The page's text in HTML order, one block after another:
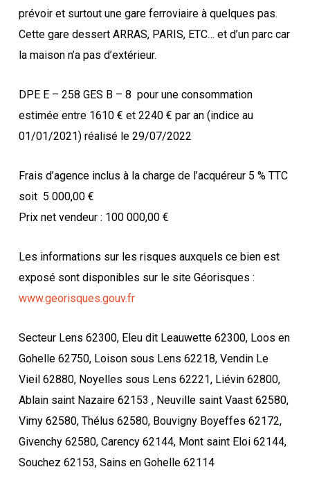
prévoir et surtout une gare ferroviaire à quelques pas.
Cette gare dessert ARRAS, PARIS, ETC… et d’un parc car
la maison n’a pas d’extérieur.
DPE E – 258 GES B – 8 pour une consommation
estimée entre 1610 € et 2240 € par an (indice au
01/01/2021) réalisé le 29/07/2022
Frais d’agence inclus à la charge de l’acquéreur 5 % TTC
soit 5 000,00 €
Prix net vendeur : 100 000,00 €
Les informations sur les risques auxquels ce bien est
exposé sont disponibles sur le site Géorisques :
www.georisques.gouv.fr
Secteur Lens 62300, Eleu dit Leauwette 62300, Loos en
Gohelle 62750, Loison sous Lens 62218, Vendin Le
Vieil 62880, Noyelles sous Lens 62221, Liévin 62800,
Ablain saint Nazaire 62153 , Neuville saint Vaast 62580,
Vimy 62580, Thélus 62580, Bouvigny Boyeffes 62172,
Givenchy 62580, Carency 62144, Mont saint Eloi 62144,
Souchez 62153, Sains en Gohelle 62114